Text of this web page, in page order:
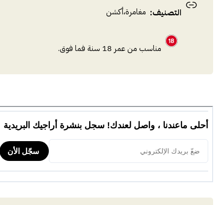
التصنيف: مغامرة،أكشن
مناسب من عمر 18 سنة فما فوق.